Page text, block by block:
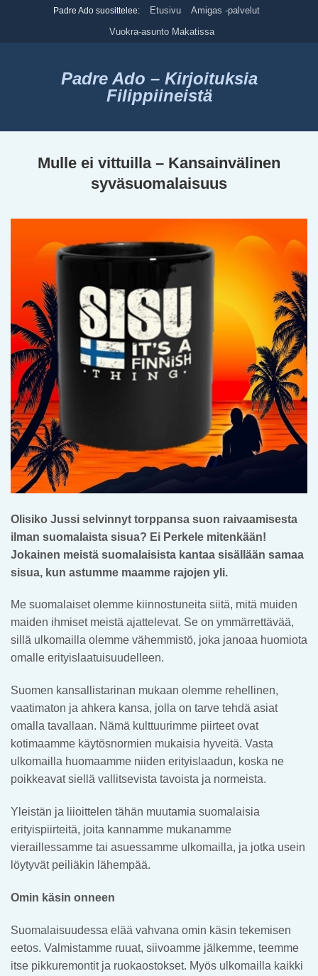
Padre Ado suosittelee: Etusivu
Amigas -palvelut
Vuokra-asunto Makatissa
Padre Ado – Kirjoituksia
Filippiineistä
Mulle ei vittuilla – Kansainvälinen
syväsuomalaisuus
Olisiko Jussi selvinnyt torppansa suon raivaamisesta
ilman suomalaista sisua? Ei Perkele mitenkään!
Jokainen meistä suomalaisista kantaa sisällään samaa
sisua, kun astumme maamme rajojen yli.
Me suomalaiset olemme kiinnostuneita siitä, mitä muiden
maiden ihmiset meistä ajattelevat. Se on ymmärrettävää,
sillä ulkomailla olemme vähemmistö, joka janoaa huomiota
omalle erityislaatuisuudelleen.
Suomen kansallistarinan mukaan olemme rehellinen,
vaatimaton ja ahkera kansa, jolla on tarve tehdä asiat
omalla tavallaan. Nämä kulttuurimme piirteet ovat
kotimaamme käytösnormien mukaisia hyveitä. Vasta
ulkomailla huomaamme niiden erityislaadun, koska ne
poikkeavat siellä vallitsevista tavoista ja normeista.
Yleistän ja liioittelen tähän muutamia suomalaisia
erityispiirteitä, joita kannamme mukanamme
vieraillessamme tai asuessamme ulkomailla, ja jotka usein
löytyvät peiliäkin lähempää.
Omin käsin onneen
Suomalaisuudessa elää vahvana omin käsin tekemisen
eetos. Valmistamme ruuat, siivoamme jälkemme, teemme
itse pikkuremontit ja ruokaostokset. Myös ulkomailla kaikki